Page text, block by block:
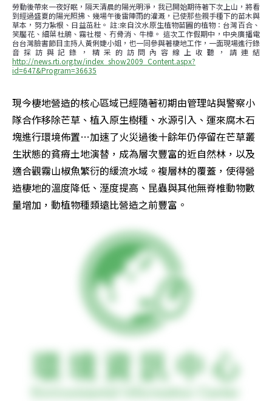
勞動後帶來一夜好眠，隔天清晨的陽光明淨，我已開始期待著下次上山，將看
到經過盛夏的陽光照拂、幾場午後雷陣雨的灌溉，已使那些親手種下的苗木與
草本，努力紮根、日益茁壯。 註:來自汶水原生植物苗圃的植物：台灣百合、
笑靨花、細葉杜鵑、霧社櫻、冇骨消、牛樟。 這次工作假期中，中央廣播電
台台灣臉書節目主持人黃俐婕小姐，也一同參與著棲地工作，一面現場進行錄
音採訪與記錄，精采的訪問內容線上收聽，請連結
http://news.rti.org.tw/index_show2009_Content.aspx?
id=647&Program=36635
現今棲地營造的核心區域已經隨著初期由管理站與警察小
隊合作移除芒草、植入原生樹種、水源引入、運來腐木石
塊進行環境佈置…加速了火災過後十餘年仍停留在芒草叢
生狀態的貧瘠土地演替，成為層次豐富的近自然林，以及
適合觀霧山椒魚繁衍的緩流水域。複層林的覆蓋，使得營
造棲地的溫度降低、溼度提高、昆蟲與其他無脊椎動物數
量增加，動植物種類遠比營造之前豐富。